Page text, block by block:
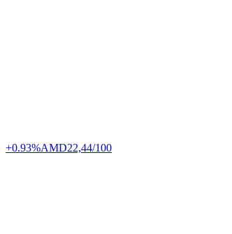
+0.93%AMD22,44/100